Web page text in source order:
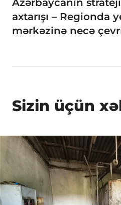
axtarışı – Regionda
mərkəzinə necə
Sizin üçün